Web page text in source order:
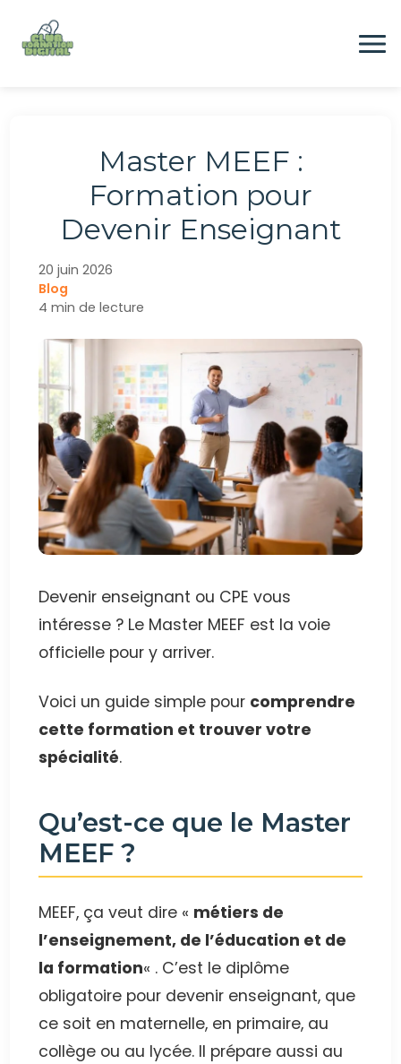
contenu
Emploi
Master MEEF :
Formation pour
Devenir Enseignant
20 juin 2026
Blog
4 min de lecture
Devenir enseignant ou CPE vous
intéresse ? Le Master MEEF est la voie
officielle pour y arriver.
Voici un guide simple pour comprendre
cette formation et trouver votre
spécialité.
Qu’est-ce que le Master
MEEF ?
MEEF, ça veut dire « métiers de
l’enseignement, de l’éducation et de
la formation« . C’est le diplôme
obligatoire pour devenir enseignant, que
ce soit en maternelle, en primaire, au
collège ou au lycée. Il prépare aussi au